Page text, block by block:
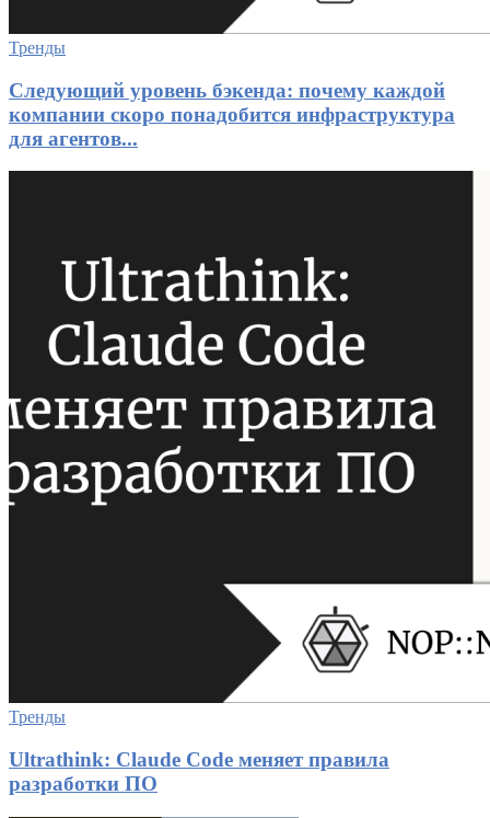
Тренды
Следующий уровень бэкенда: почему каждой
компании скоро понадобится инфраструктура
для агентов...
Тренды
Ultrathink: Claude Code меняет правила
разработки ПО